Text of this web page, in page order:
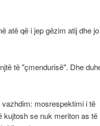
atë që i jep gëzim atij dhe jo
të "çmendurisë". Dhe
mosrespektimi i të
kujtosh se nuk meriton as të